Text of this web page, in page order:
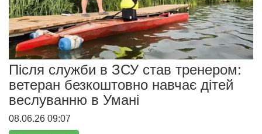
Після служби в ЗСУ став тренером:
ветеран безкоштовно навчає дітей
веслуванню в Умані
08.06.26 09:07